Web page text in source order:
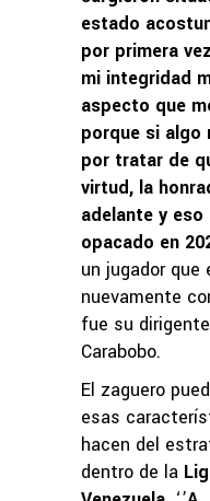
estado
por primera
mi integridad
aspecto que
porque si algo
por tratar de
virtud, la
adelante y
opacado en
un jugador que
nuevamente
fue su
Carabobo.
El zaguero
esas
hacen del
dentro de la